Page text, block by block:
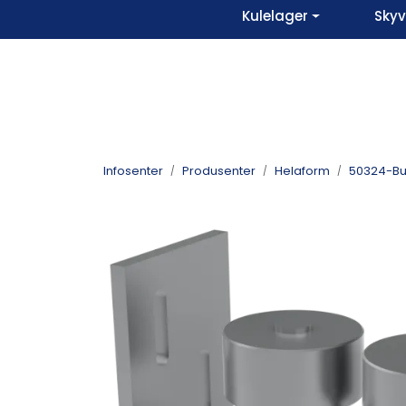
Kulelager
Infosenter Produsenter Helaform 50324-